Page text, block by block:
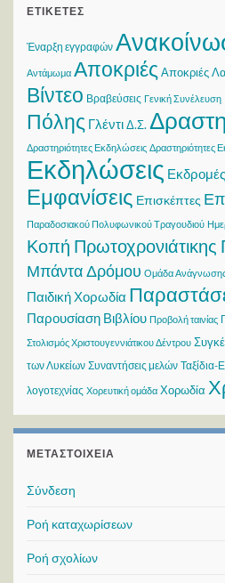
ΕΤΙΚΈΤΕΣ
Έναρξη εγγραφών
Αντάμωμα Αποκριές Αποκριές
Βίντεο Βραβεύσεις Γενική Συνέλευση
Πόλης ΓλέντιΔ.Σ.
Δραστηριότητες Εκδηλώσεις Δραστηριότητες
Εκδηλώσεις Εκδρομές
Εμφανίσεις Επισκέπτες
Παραδοσιακού Πολυφωνικού Τραγουδιού
Κοπή Πρωτοχρονιάτικης
Μπάντα Δρόμου Ομάδα
Παιδική Χορωδία
Παρουσίαση Βιβλίου Προβολή ταινίας
Στολισμός Χριστουγεννιάτικου Δέντρου
των Λυκείων Συναντήσεις μελών Ταξίδια-
λογοτεχνίας Χορευτική ομάδα Χορωδία
ΜΕΤΑΣΤΟΙΧΕΊΑ
Σύνδεση
Ροή καταχωρίσεων
Ροή σχολίων